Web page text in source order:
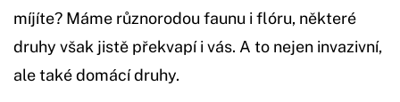
míjíte? Máme různorodou faunu i flóru, některé
druhy však jistě překvapí i vás. A to nejen invazivní,
ale také domácí druhy.